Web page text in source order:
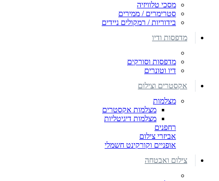
מסכי טלוויזיה
סטרימרים / ממירים
בידוריות / רמקולים ניידים
מדפסות ודיו
מדפסות וסורקים
דיו וטונרים
אקסטרים וצילום
מצלמות
מצלמות אקסטרים
מצלמות דיגיטליות
רחפנים
אביזרי צילום
אופניים וקורקינט חשמלי
צילום ואבטחה